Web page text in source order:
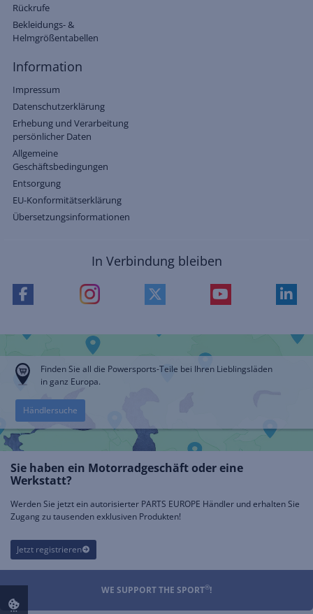
Rückrufe
Bekleidungs- &
Helmgrößentabellen
Information
Impressum
Datenschutzerklärung
Erhebung und Verarbeitung
persönlicher Daten
Allgemeine
Geschäftsbedingungen
Entsorgung
EU-Konformitätserklärung
Übersetzungsinformationen
In Verbindung bleiben
Finden Sie all die Powersports-Teile bei Ihren Lieblingsläden
in ganz Europa.
Händlersuche
Sie haben ein Motorradgeschäft oder eine
Werkstatt?
Werden Sie jetzt ein autorisierter PARTS EUROPE Händler und erhalten Sie
Zugang zu tausenden exklusiven Produkten!
Jetzt registrieren
WE SUPPORT THE SPORT®!